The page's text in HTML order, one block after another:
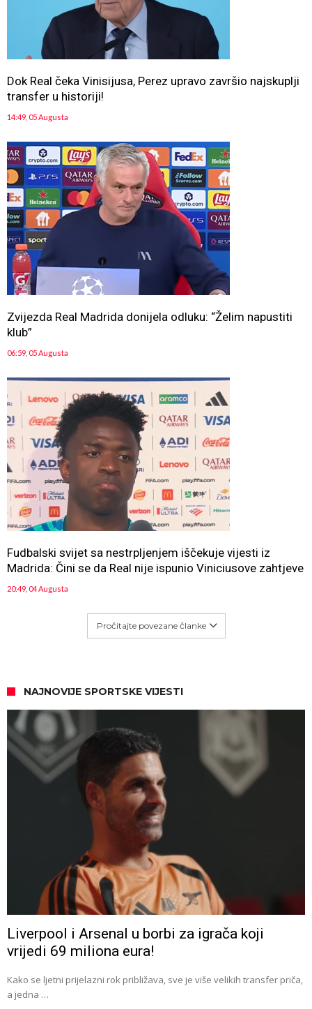
Dok Real čeka Vinisijusa, Perez upravo završio najskuplji
transfer u historiji!
14:49, 05 Augusta
Zvijezda Real Madrida donijela odluku: “Želim napustiti
klub”
06:59, 05 Augusta
Fudbalski svijet sa nestrpljenjem iščekuje vijesti iz
Madrida: Čini se da Real nije ispunio Viniciusove zahtjeve
20:49, 04 Augusta
Pročitajte povezane članke
NAJNOVIJE SPORTSKE VIJESTI
Liverpool i Arsenal u borbi za igrača koji
vrijedi 69 miliona eura!
Kako se ljetni prijelazni rok približava, sve je više velikih transfer priča,
a jedna …